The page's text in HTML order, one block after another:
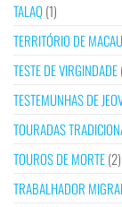
TALAQ(1)
TERRITÓRIO DE MACAU
TESTE DE VIRGINDADE
TESTEMUNHAS DE
TOURADAS
TOUROS DE MORTE(2)
TRABALHADOR